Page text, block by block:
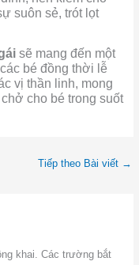
suôn sẻ, trót lọt
sẽ mang đến một
bé đồng thời lễ
vị thần linh, mong
cho bé trong suốt
Tiếp theo Bài viết →
khai.
Các trường bắt